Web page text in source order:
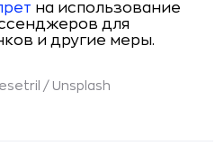
на использование
для
и другие меры.
/ Unsplash